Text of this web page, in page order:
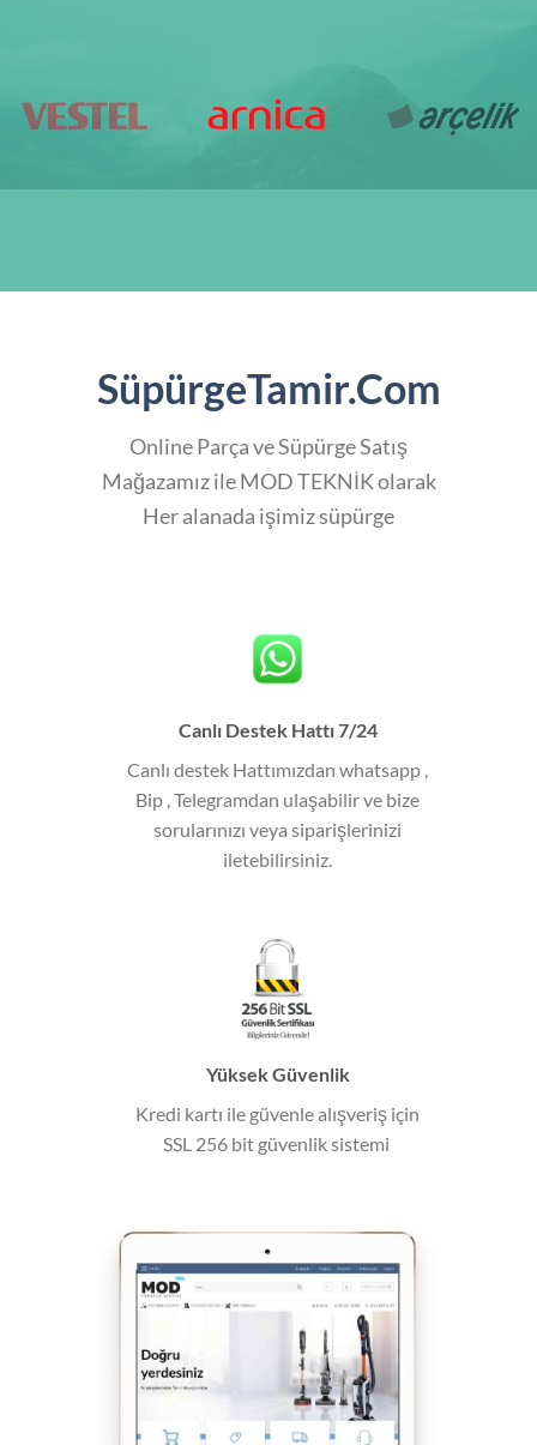
SüpürgeTamir.Com
Online Parça ve Süpürge Satış
Mağazamız ile MOD TEKNİK olarak
Her alanada işimiz süpürge
Canlı Destek Hattı 7/24
Canlı destek Hattımızdan whatsapp ,
Bip , Telegramdan ulaşabilir ve bize
sorularınızı veya siparişlerinizi
iletebilirsiniz.
Yüksek Güvenlik
Kredi kartı ile güvenle alışveriş için
SSL 256 bit güvenlik sistemi